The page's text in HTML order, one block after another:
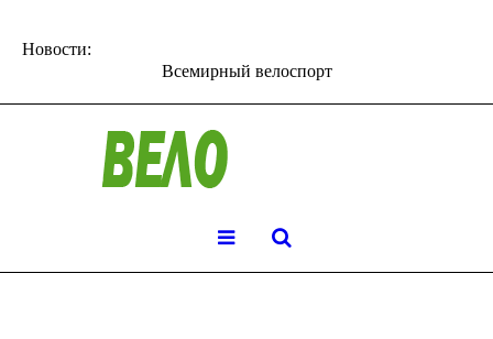
Новости:
Всемирный велоспорт